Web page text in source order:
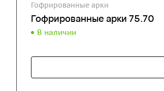
Гофрированные арки
Гофрированные арки 75.70
В наличии